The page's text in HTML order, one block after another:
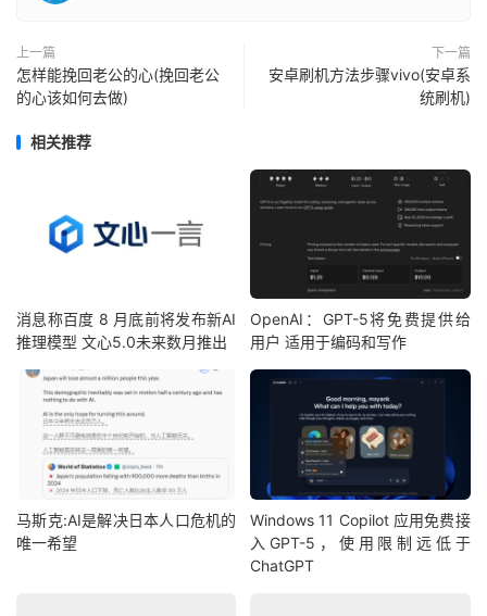
上一篇
怎样能挽回老公的心(挽回老公
的心该如何去做)
下一篇
安卓刷机方法步骤vivo(安卓系
统刷机)
相关推荐
消息称百度 8 月底前将发布新AI
推理模型 文心5.0未来数月推出
OpenAI：GPT-5将免费提供给
用户 适用于编码和写作
马斯克:AI是解决日本人口危机的
唯一希望
Windows 11 Copilot 应用免费接
入GPT-5，使用限制远低于
ChatGPT